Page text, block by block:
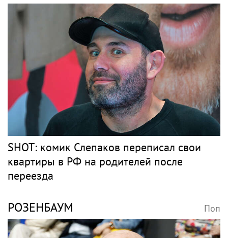
SHOT: комик Слепаков переписал свои
квартиры в РФ на родителей после
переезда
РОЗЕНБАУМ Поп